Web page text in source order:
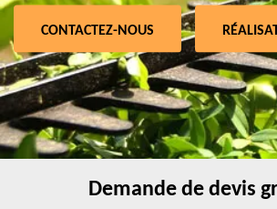
CONTACTEZ-NOUS
Demande de devis